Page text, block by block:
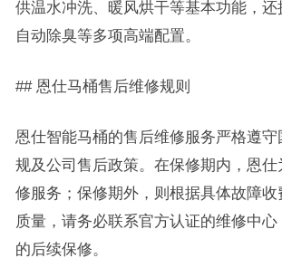
供温水冲洗、暖风烘干等基本功能，还
自动除臭等多项高端配置。
## 恩仕马桶售后维修规则
恩仕智能马桶的售后维修服务严格遵
规及公司售后政策。在保修期内，恩仕
修服务；保修期外，则根据具体故障收
质量，请务必联系官方认证的维修中
的后续保修。